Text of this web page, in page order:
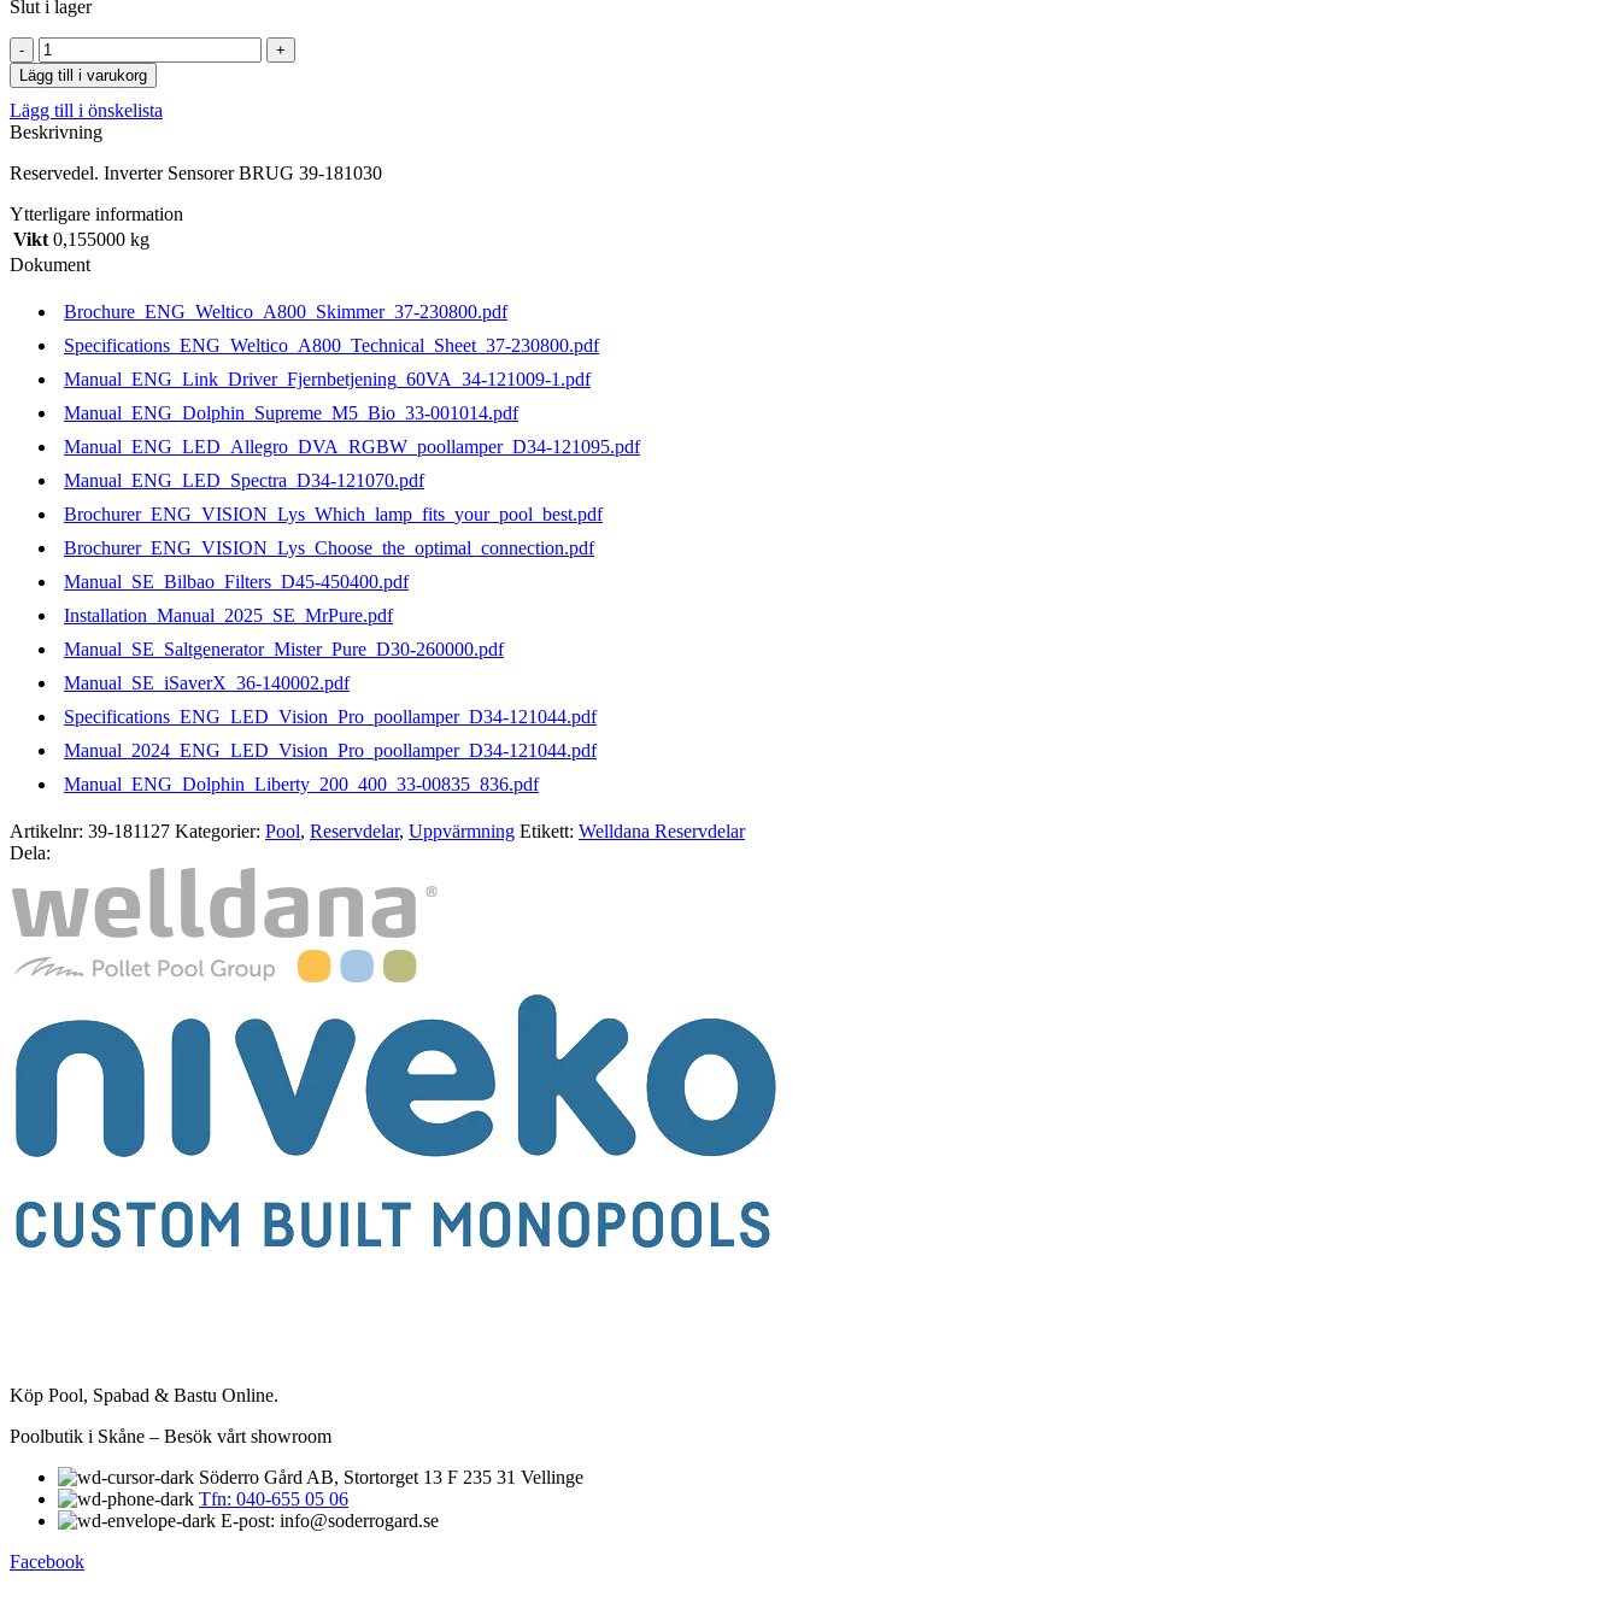
Slut i lager
Inverter
Sensorer
BRUG
39-
181030
Lägg till i varukorg
Lägg till i önskelista
Beskrivning
Reservedel. Inverter Sensorer BRUG 39-181030
Ytterligare information
Vikt 0,155000 kg
Dokument
Brochure_ENG_Weltico_A800_Skimmer_37-230800.pdf
Specifications_ENG_Weltico_A800_Technical_Sheet_37-230800.pdf
Manual_ENG_Link_Driver_Fjernbetjening_60VA_34-121009-1.pdf
Manual_ENG_Dolphin_Supreme_M5_Bio_33-001014.pdf
Manual_ENG_LED_Allegro_DVA_RGBW_poollamper_D34-121095.pdf
Manual_ENG_LED_Spectra_D34-121070.pdf
Brochurer_ENG_VISION_Lys_Which_lamp_fits_your_pool_best.pdf
Brochurer_ENG_VISION_Lys_Choose_the_optimal_connection.pdf
Manual_SE_Bilbao_Filters_D45-450400.pdf
Installation_Manual_2025_SE_MrPure.pdf
Manual_SE_Saltgenerator_Mister_Pure_D30-260000.pdf
Manual_SE_iSaverX_36-140002.pdf
Specifications_ENG_LED_Vision_Pro_poollamper_D34-121044.pdf
Manual_2024_ENG_LED_Vision_Pro_poollamper_D34-121044.pdf
Manual_ENG_Dolphin_Liberty_200_400_33-00835_836.pdf
Artikelnr: 39-181127 Kategorier: Pool, Reservdelar, Uppvärmning Etikett: Welldana Reservdelar
Dela:
Köp Pool, Spabad & Bastu Online.
Poolbutik i Skåne – Besök vårt showroom
Söderro Gård AB, Stortorget 13 F 235 31 Vellinge
Tfn: 040-655 05 06
E-post: info@soderrogard.se
Facebook